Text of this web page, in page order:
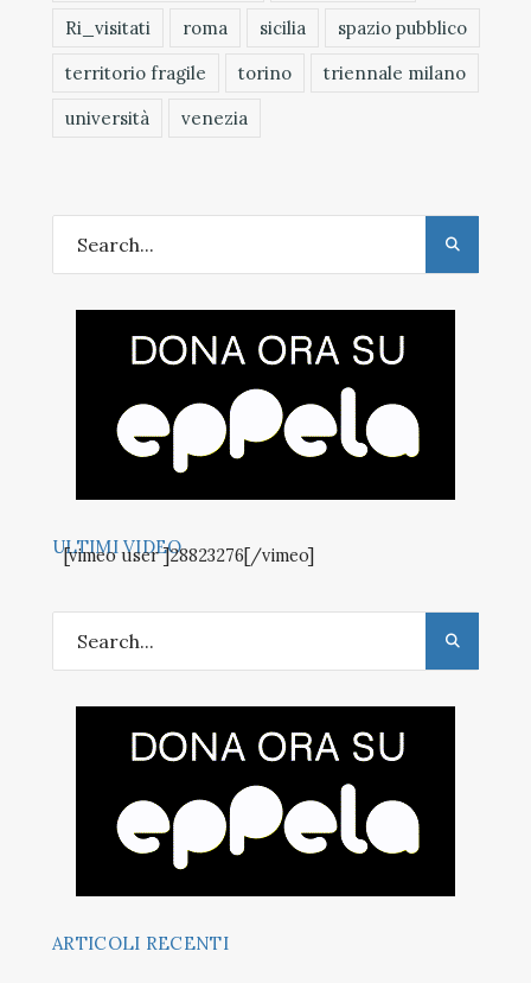
Ri_visitati
roma sicilia
spazio pubblico
territorio fragile
torino
triennale milano
università
venezia
ULTIMI VIDEO
[vimeo user ]28823276[/vimeo]
ARTICOLI RECENTI